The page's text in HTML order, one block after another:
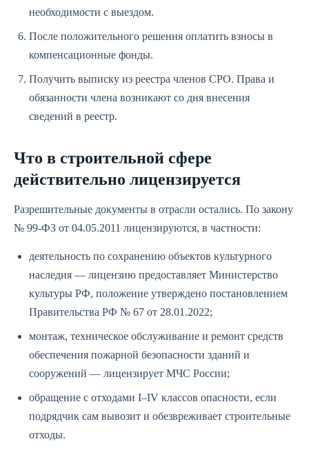
необходимости с выездом.
После положительного решения оплатить взносы в
компенсационные фонды.
Получить выписку из реестра членов СРО. Права и
обязанности члена возникают со дня внесения
сведений в реестр.
Что в строительной сфере
действительно лицензируется
Разрешительные документы в отрасли остались. По закону
№ 99-ФЗ от 04.05.2011 лицензируются, в частности:
деятельность по сохранению объектов культурного
наследия — лицензию предоставляет Министерство
культуры РФ, положение утверждено постановлением
Правительства РФ № 67 от 28.01.2022;
монтаж, техническое обслуживание и ремонт средств
обеспечения пожарной безопасности зданий и
сооружений — лицензирует МЧС России;
обращение с отходами I–IV классов опасности, если
подрядчик сам вывозит и обезвреживает строительные
отходы.